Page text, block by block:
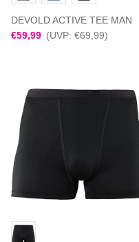
DEVOLD ACTIVE TEE MAN
€59,99 (UVP: €69,99)